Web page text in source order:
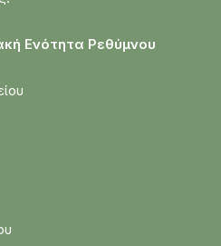
Ενότητα Ρεθύμνου